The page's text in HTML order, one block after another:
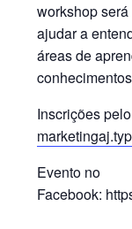
workshop será
ajudar a
áreas de
Inscrições
Evento no
Facebook: